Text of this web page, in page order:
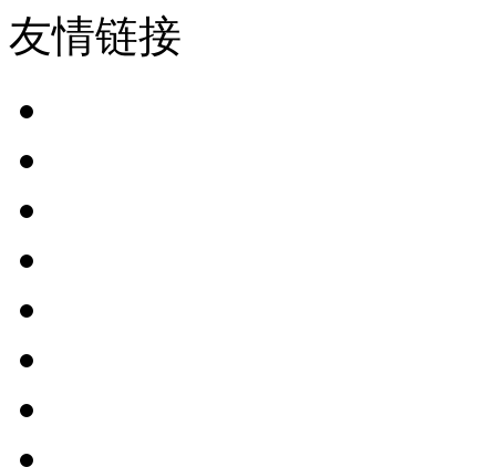
友情链接